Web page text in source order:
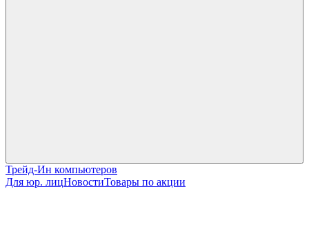
Трейд-Ин компьютеров
Для юр. лицНовостиТовары по акции